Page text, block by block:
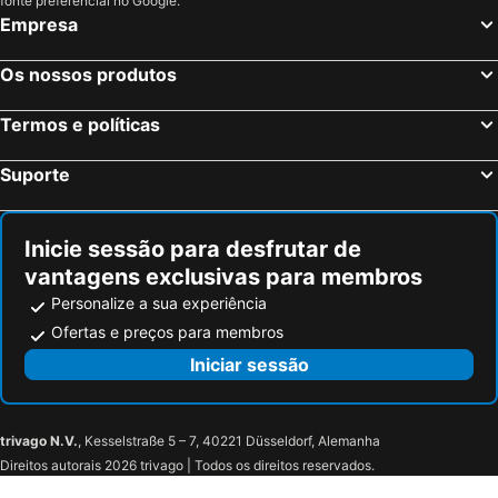
Weil am Rhein, Bade-Vurtemberga Hotéis
St. Moritz, Grisões Hotéis
Empresa
Os nossos produtos
Termos e políticas
Suporte
Inicie sessão para desfrutar de
vantagens exclusivas para membros
Personalize a sua experiência
Ofertas e preços para membros
Iniciar sessão
trivago N.V., Kesselstraße 5 – 7, 40221 Düsseldorf, Alemanha
Direitos autorais 2026 trivago | Todos os direitos reservados.